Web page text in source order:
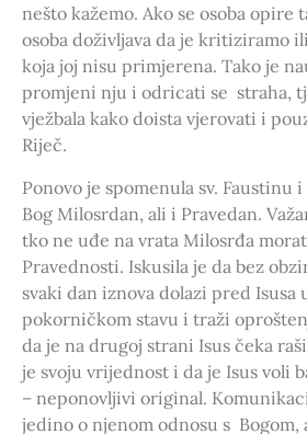
nešto kažemo. Ako se osoba opire
osoba doživljava da je kritiziramo
koja joj nisu primjerena. Tako je
promjeni nju i odricati se straha,
vježbala kako doista vjerovati i
Riječ.
Ponovo je spomenula sv. Faustinu
Bog Milosrdan, ali i Pravedan.
tko ne uđe na vrata Milosrđa
Pravednosti. Iskusila je da bez
svaki dan iznova dolazi pred Isusa
pokorničkom stavu i traži
da je na drugoj strani Isus čeka
je svoju vrijednost i da je Isus voli
– neponovljivi original.
jedino o njenom odnosu s Bogom,